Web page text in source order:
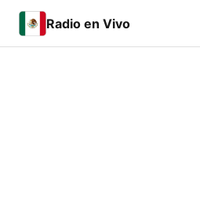
Radio en Vivo